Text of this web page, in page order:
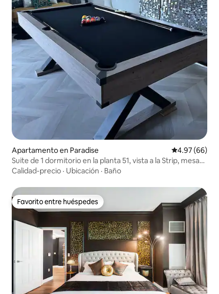
Apartamento en Paradise Calificación
4.97 (66)
Suite de 1 dormitorio en la planta 51, vista a la Strip, mesa
de billar, 6 plazas
Calidad-precio · Ubicación · Baño
Favorito entre huéspedes
Favorito entre huéspedes